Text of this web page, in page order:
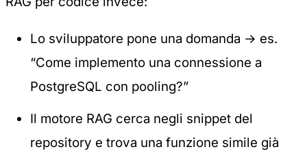
Lo sviluppatore pone una domanda → es.
“Come implemento una connessione a
PostgreSQL con pooling?”
Il motore RAG cerca negli snippet del
repository e trova una funzione simile già